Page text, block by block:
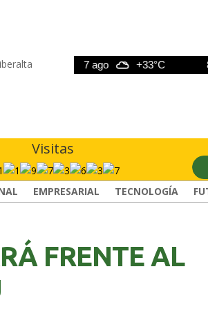
7 ago +33°C 8
Visitas
EMPRESARIAL TECNOLOGÍA
FRENTE AL